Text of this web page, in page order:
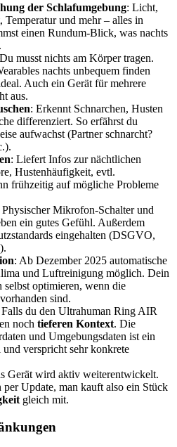
der Schlafumgebung: Licht,
Temperatur und mehr – alles in
einen Rundum-Blick, was nachts
musst nichts am Körper tragen.
nachts unbequem finden
Auch ein Gerät für mehrere
aus.
: Erkennt Schnarchen, Husten
differenziert. So erfährst du
aufwachst (Partner schnarcht?
: Liefert Infos zur nächtlichen
Hustenhäufigkeit, evtl.
frühzeitig auf mögliche Probleme
Physischer Mikrofon-Schalter und
ein gutes Gefühl. Außerdem
eingehalten (DSGVO,
: Ab Dezember 2025 automatische
und Luftreinigung möglich. Dein
selbst optimieren, wenn die
sind.
Falls du den Ultrahuman Ring AIR
noch tieferen Kontext. Die
und Umgebungsdaten ist ein
verspricht sehr konkrete
Gerät wird aktiv weiterentwickelt.
per Update, man kauft also ein Stück
gleich mit.